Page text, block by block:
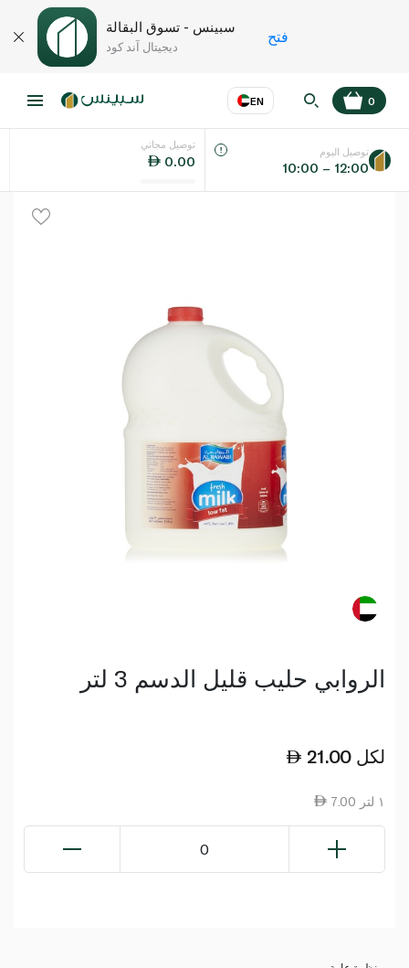
سبينس - تسوق البقالة
ديجيتال آند كود
فتح
EN
اللغة عر
0
توصيل مجاني
0.00
توصيل اليوم
10:00 – 12:00
الروابي حليب قليل الدسم 3 لتر
21.00 لكل
7.00 ١ لتر
0